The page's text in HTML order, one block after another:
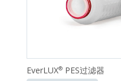
EverLUX® PES过滤器